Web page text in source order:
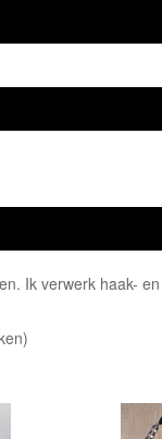
Ik verwerk haak-